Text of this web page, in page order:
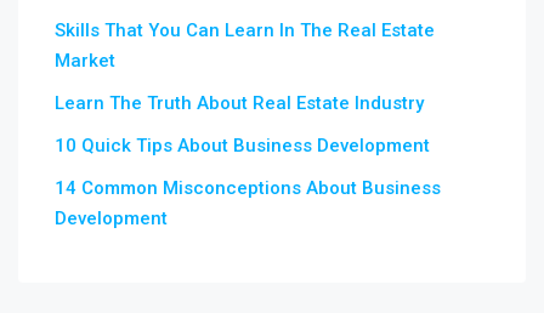
Skills That You Can Learn In The Real Estate
Market
Learn The Truth About Real Estate Industry
10 Quick Tips About Business Development
14 Common Misconceptions About Business
Development